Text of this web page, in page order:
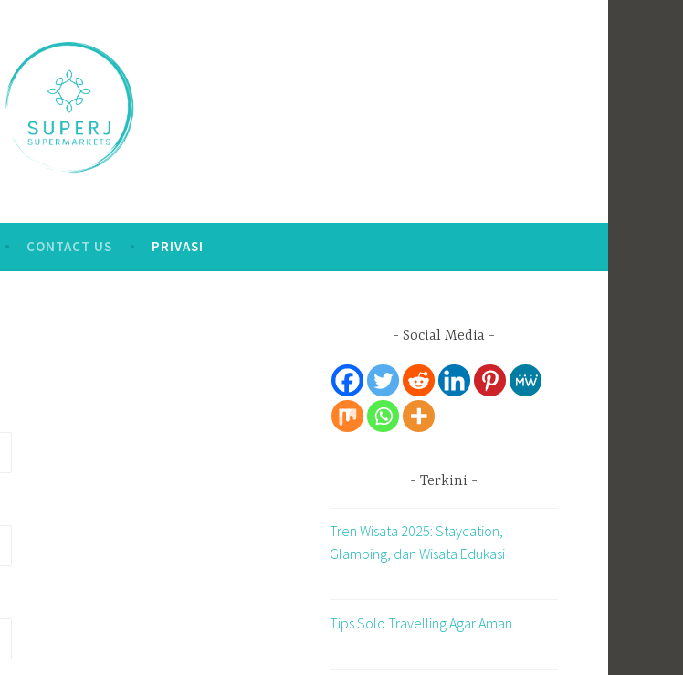
CONTACT US PRIVASI
Social Media
Terkini
Tren Wisata 2025: Staycation,
Glamping, dan Wisata Edukasi
Tips Solo Travelling Agar Aman